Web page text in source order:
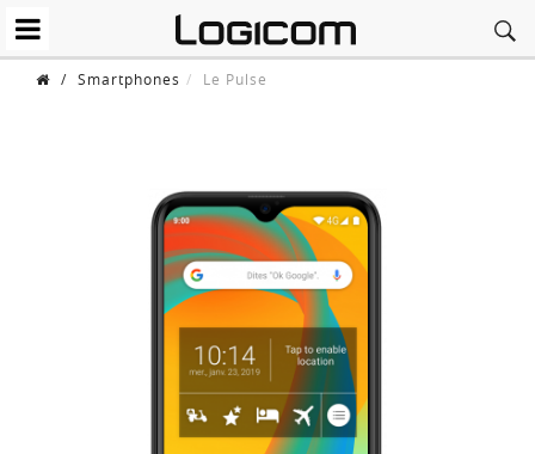
/ Smartphones Le Pulse